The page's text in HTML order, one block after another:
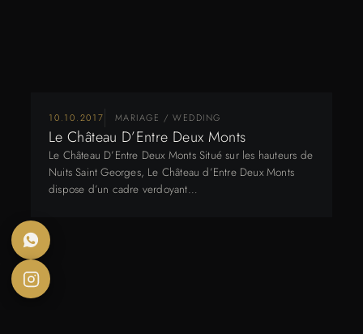
10.10.2017 MARIAGE / WEDDING
Le Château D’Entre Deux Monts
Le Château D’Entre Deux Monts Situé sur les hauteurs de
Nuits Saint Georges, Le Château d’Entre Deux Monts
dispose d’un cadre verdoyant…